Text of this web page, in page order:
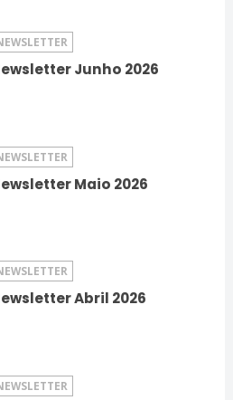
Junho 2026
Maio 2026
Abril 2026